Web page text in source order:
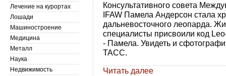
Консультативного совета
IFAW Памела Андерсон стала
дальневосточного леопарда.
специалисты присвоили код
- Памела. Увидеть и
ТАСС.
Читать далее
Лечение на курортах
Лошади
Машиностроение
Медицина
Металл
Наука
Недвижимость